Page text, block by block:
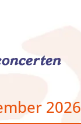
2026